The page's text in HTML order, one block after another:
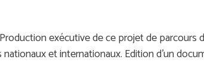
exécutive de ce projet de parcours
et internationaux. Edition d'un